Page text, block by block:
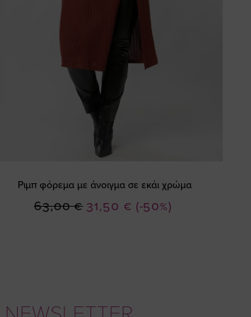
Ριμπ φόρεμα με άνοιγμα σε εκάι χρώμα
(-50%)
Ειδική
31,50 €
63,00 €